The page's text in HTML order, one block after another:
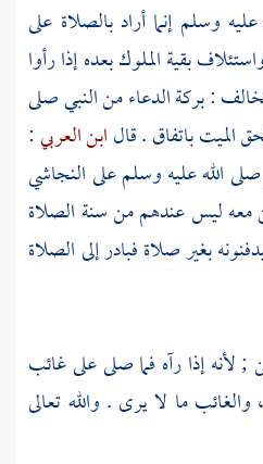
وسلم إنما أراد بالصلاة على
بقية الملوك بعده إذا رأوا
: بركة الدعاء من النبي صلى
الميت باتفاق . قالابن العربي:
الله عليه وسلم علىالنجاشي
معه ليس عندهم من سنة الصلاة
بغير صلاة فبادر إلى الصلاة
إذا رآه فما صلى على غائب
ما لا يرى . والله تعالى